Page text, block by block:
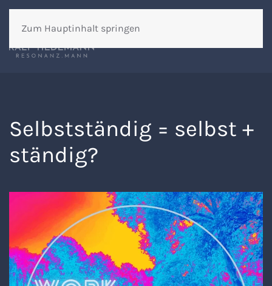
Zum Hauptinhalt springen
Selbstständig = selbst +
ständig?